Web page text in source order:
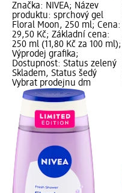
Značka: NIVEA; Název
produktu: sprchový gel
Floral Moon, 250 ml; Cena:
29,50 Kč; Základní cena:
250 ml (11,80 Kč za 100 ml);
Výprodej grafika;
Dostupnost: Status zelený
Skladem, Status šedý
Vybrat prodejnu dm